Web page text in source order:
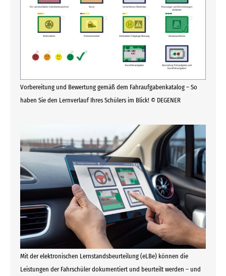
Vorbereitung und Bewertung gemäß dem Fahraufgabenkatalog – So
haben Sie den Lernverlauf Ihres Schülers im Blick! © DEGENER
Mit der elektronischen Lernstandsbeurteilung (eLBe) können die
Leistungen der Fahrschüler dokumentiert und beurteilt werden – und